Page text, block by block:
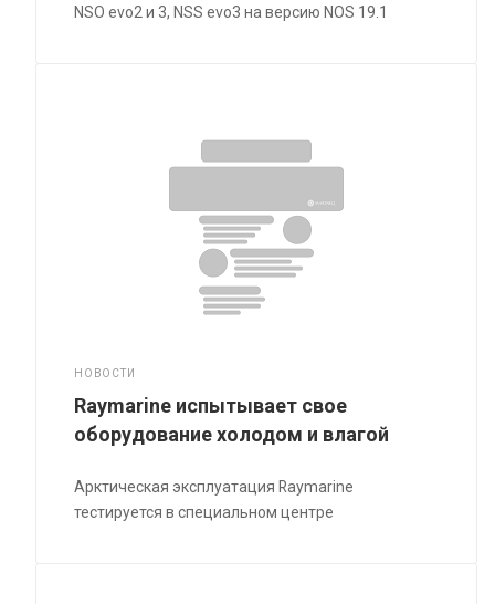
NSO evo2 и 3, NSS evo3 на версию NOS 19.1
НОВОСТИ
Raymarine испытывает свое
оборудование холодом и влагой
Арктическая эксплуатация Raymarine
тестируется в специальном центре